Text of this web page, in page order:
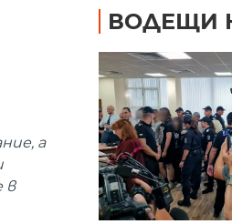
а
в
ВОДЕЩИ